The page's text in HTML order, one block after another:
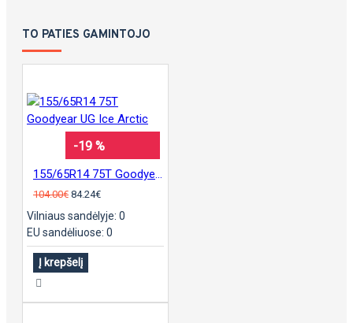
TO PATIES GAMINTOJO
-19 %
104.00€ 84.24€
Vilniaus sandėlyje: 0
EU sandėliuose: 0
Į krepšelį